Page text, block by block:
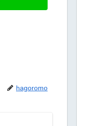
hagoromo